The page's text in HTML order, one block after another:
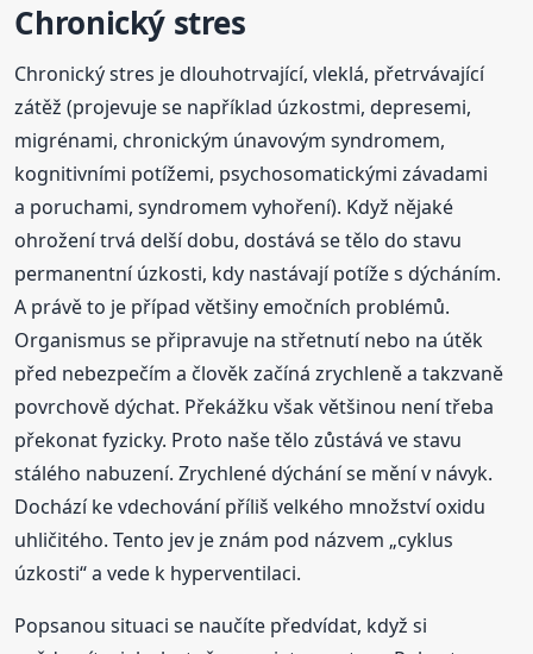
Chronický stres
Chronický stres je dlouhotrvající, vleklá, přetrvávající
zátěž (projevuje se například úzkostmi, depresemi,
migrénami, chronickým únavovým syndromem,
kognitivními potížemi, psychosomatickými závadami
a poruchami, syndromem vyhoření). Když nějaké
ohrožení trvá delší dobu, dostává se tělo do stavu
permanentní úzkosti, kdy nastávají potíže s dýcháním.
A právě to je případ většiny emočních problémů.
Organismus se připravuje na střetnutí nebo na útěk
před nebezpečím a člověk začíná zrychleně a takzvaně
povrchově dýchat. Překážku však většinou není třeba
překonat fyzicky. Proto naše tělo zůstává ve stavu
stálého nabuzení. Zrychlené dýchání se mění v návyk.
Dochází ke vdechování příliš velkého množství oxidu
uhličitého. Tento jev je znám pod názvem „cyklus
úzkosti“ a vede k hyperventilaci.
Popsanou situaci se naučíte předvídat, když si